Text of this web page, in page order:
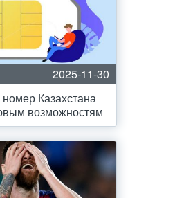
2025-11-30
Казахстана
возможностям